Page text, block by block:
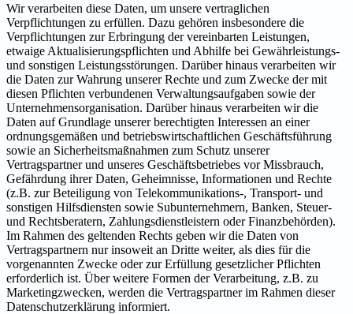
Wir verarbeiten diese Daten, um unsere vertraglichen
Verpflichtungen zu erfüllen. Dazu gehören insbesondere die
Verpflichtungen zur Erbringung der vereinbarten Leistungen,
etwaige Aktualisierungspflichten und Abhilfe bei Gewährleistungs-
und sonstigen Leistungsstörungen. Darüber hinaus verarbeiten wir
die Daten zur Wahrung unserer Rechte und zum Zwecke der mit
diesen Pflichten verbundenen Verwaltungsaufgaben sowie der
Unternehmensorganisation. Darüber hinaus verarbeiten wir die
Daten auf Grundlage unserer berechtigten Interessen an einer
ordnungsgemäßen und betriebswirtschaftlichen Geschäftsführung
sowie an Sicherheitsmaßnahmen zum Schutz unserer
Vertragspartner und unseres Geschäftsbetriebes vor Missbrauch,
Gefährdung ihrer Daten, Geheimnisse, Informationen und Rechte
(z.B. zur Beteiligung von Telekommunikations-, Transport- und
sonstigen Hilfsdiensten sowie Subunternehmern, Banken, Steuer-
und Rechtsberatern, Zahlungsdienstleistern oder Finanzbehörden).
Im Rahmen des geltenden Rechts geben wir die Daten von
Vertragspartnern nur insoweit an Dritte weiter, als dies für die
vorgenannten Zwecke oder zur Erfüllung gesetzlicher Pflichten
erforderlich ist. Über weitere Formen der Verarbeitung, z.B. zu
Marketingzwecken, werden die Vertragspartner im Rahmen dieser
Datenschutzerklärung informiert.